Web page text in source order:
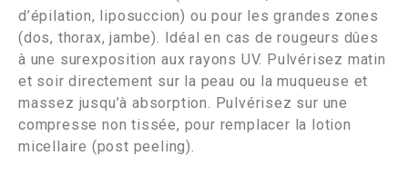
d’épilation, liposuccion) ou pour les grandes zones
(dos, thorax, jambe). Idéal en cas de rougeurs dûes
à une surexposition aux rayons UV. Pulvérisez matin
et soir directement sur la peau ou la muqueuse et
massez jusqu’à absorption. Pulvérisez sur une
compresse non tissée, pour remplacer la lotion
micellaire (post peeling).